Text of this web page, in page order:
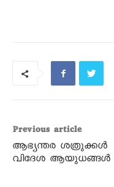
Previous article
ആഭ്യന്തര ശത്രുക്കൾ
വിദേശ ആയുധങ്ങൾ